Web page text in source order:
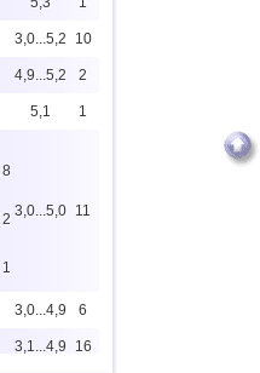
3,0...5,2 10
4,9...5,2 2
5,1 1
8
2
1
3,0...5,0 11
3,0...4,9 6
3,1...4,9 16